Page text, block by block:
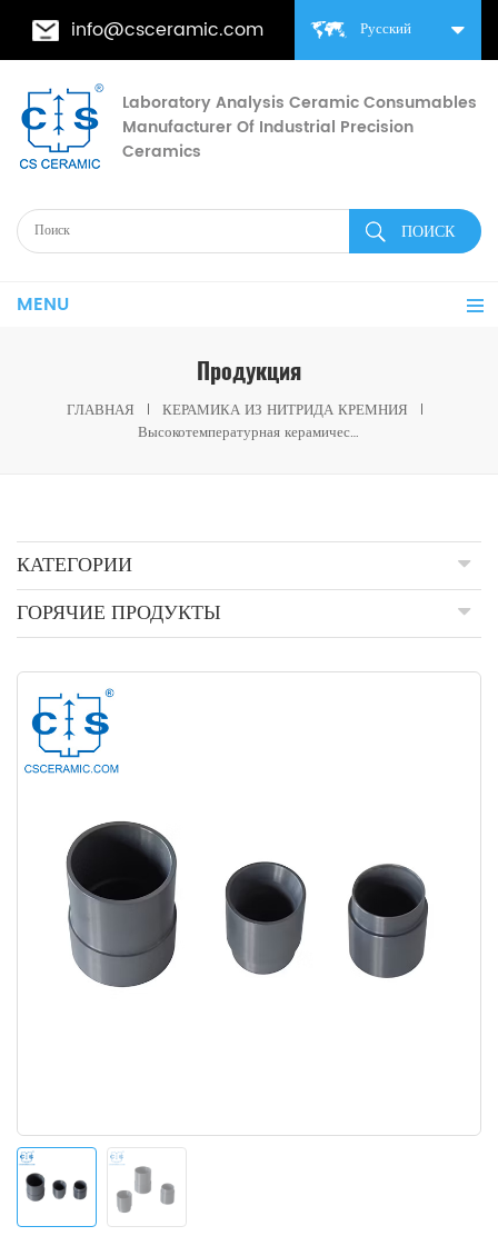
Русский
info@csceramic.com
Laboratory Analysis Ceramic Consumables
Manufacturer Of Industrial Precision
Ceramics
MENU
Продукция
ГЛАВНАЯ
КЕРАМИКА ИЗ НИТРИДА КРЕМНИЯ
Высокотемпературная керамическая втулка вала из нитрида кремния для двигателей
КАТЕГОРИИ
ГОРЯЧИЕ ПРОДУКТЫ